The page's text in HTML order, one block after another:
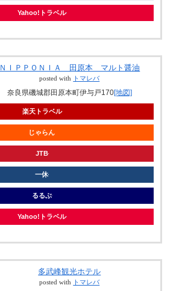
Yahoo!トラベル
ＮＩＰＰＯＮＩＡ 田原本 マルト醤油
posted with トマレバ
奈良県磯城郡田原本町伊与戸170[地図]
楽天トラベル
じゃらん
JTB
一休
るるぶ
Yahoo!トラベル
多武峰観光ホテル
posted with トマレバ